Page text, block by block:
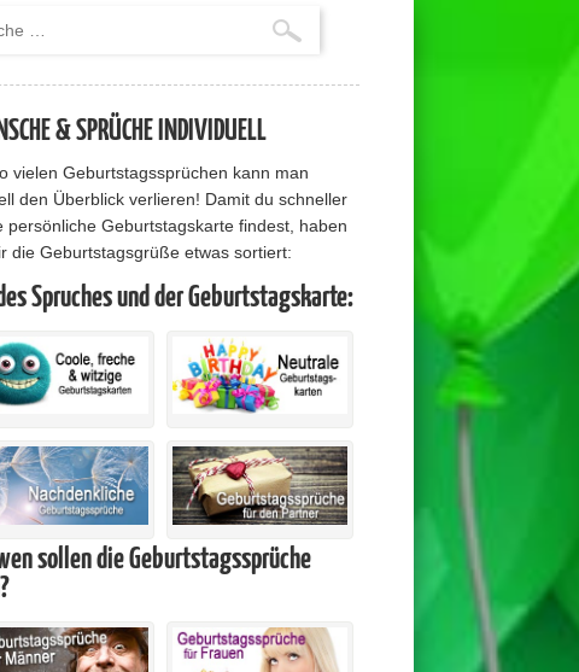
& SPRÜCHE INDIVIDUELL
vielen Geburtstagssprüchen kann man
den Überblick verlieren! Damit du schneller
persönliche Geburtstagskarte findest, haben
die Geburtstagsgrüße etwas sortiert:
Spruches und der Geburtstagskarte:
sollen die Geburtstagssprüche